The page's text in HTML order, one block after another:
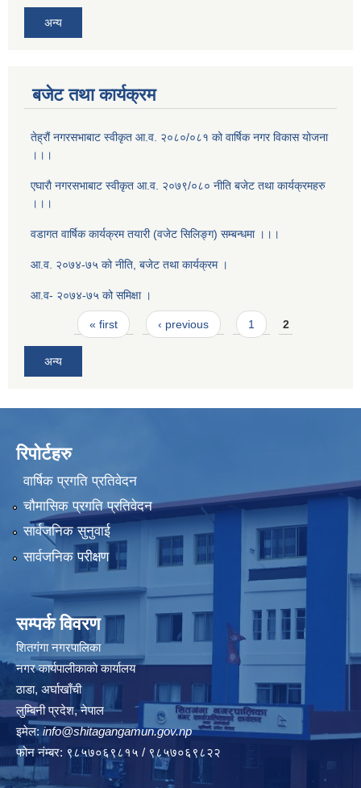
अन्य
बजेट तथा कार्यक्रम
तेह्रौं नगरसभाबाट स्वीकृत आ‍.व. २०८०/०८१ को वार्षिक नगर विकास योजना
।।।
एघाराै नगरसभाबाट स्वीकृत आ‍.व. २०७९/०८० नीति बजेट तथा कार्यक्रमहरु
।।।
वडागत वार्षिक कार्यक्रम तयारी (वजेट सिलिङ्ग) सम्बन्धमा ।।।
आ.व. २०७४-७५ को नीति, बजेट तथा कार्यक्रम ।
आ.व- २०७४-७५ को समिक्षा ।
Pages« first ‹ previous 1 2
अन्य
रिपोर्टहरु
वार्षिक प्रगति प्रतिवेदन
चौमासिक प्रगति प्रतिवेदन
सार्वजनिक सुनुवाई
सार्वजनिक परीक्षण
सम्पर्क विवरण
शितगंगा नगरपालिका
नगर कार्यपालीकाकाे कार्यालय
ठाडा, अर्घाखाँची
लुम्बिनी प्रदेश, नेपाल
इमेल: info@shitagangamun.gov.np
फोन नंम्बर: ९८५७०६९८१५ / ९८५७०६९८२२